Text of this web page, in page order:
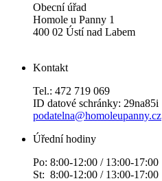
Obecní úřad
Homole u Panny 1
400 02 Ústí nad Labem
Kontakt
Tel.: 472 719 069
ID datové schránky: 29na85i
podatelna@homoleupanny.cz
Úřední hodiny
Po: 8:00-12:00 / 13:00-17:00
St: 8:00-12:00 / 13:00-17:00